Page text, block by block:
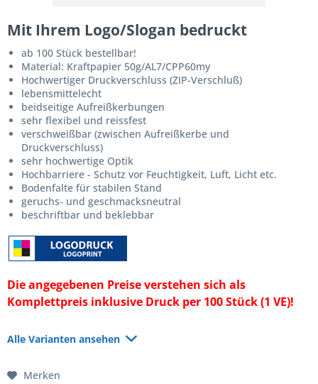
Mit Ihrem Logo/Slogan bedruckt
ab 100 Stück bestellbar!
Material: Kraftpapier 50g/AL7/CPP60my
Hochwertiger Druckverschluss (ZIP-Verschluß)
lebensmittelecht
beidseitige Aufreißkerbungen
sehr flexibel und reissfest
verschweißbar (zwischen Aufreißkerbe und
Druckverschluss)
sehr hochwertige Optik
Hochbarriere - Schutz vor Feuchtigkeit, Luft, Licht etc.
Bodenfalte für stabilen Stand
geruchs- und geschmacksneutral
beschriftbar und beklebbar
Die angegebenen Preise verstehen sich als
Komplettpreis inklusive Druck per 100 Stück (1 VE)!
Alle Varianten ansehen
Merken